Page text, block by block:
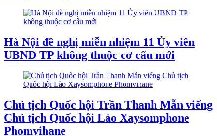
Hà Nội đề nghị miễn nhiệm 11 Ủy viên
UBND TP không thuộc cơ cấu mới
Chủ tịch Quốc hội Trần Thanh Mẫn viếng
Chủ tịch Quốc hội Lào Xaysomphone
Phomvihane